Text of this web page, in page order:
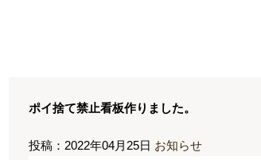
ポイ捨て禁止看板作りました。
投稿：2022年04月25日 お知らせ